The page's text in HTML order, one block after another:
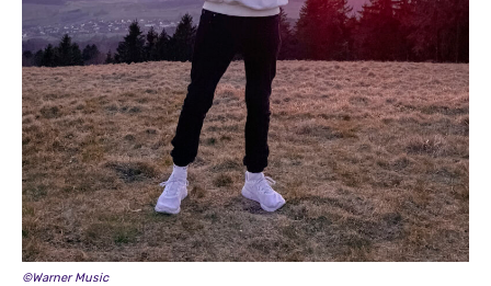
©Warner Music